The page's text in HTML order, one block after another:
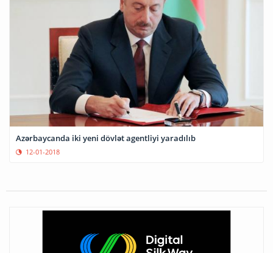
Azərbaycanda iki yeni dövlət agentliyi yaradılıb
12-01-2018